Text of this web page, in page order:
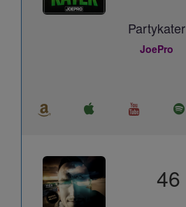
Partykater
JoePro
46